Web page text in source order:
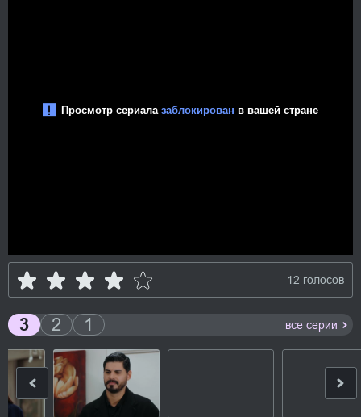
12 голосов
3 2 1 все серии